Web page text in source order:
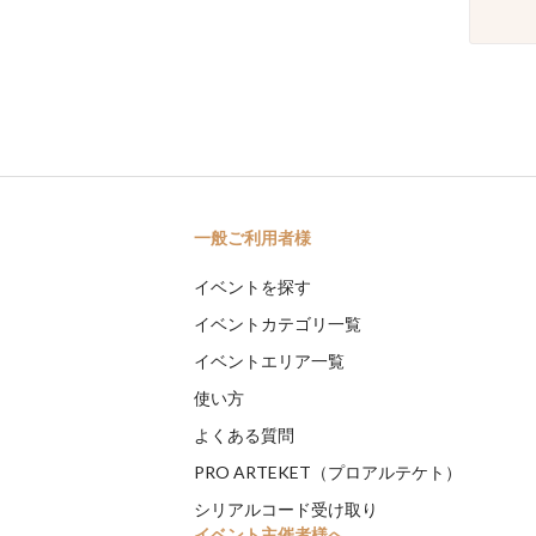
一般ご利用者様
イベントを探す
イベントカテゴリ一覧
イベントエリア一覧
使い方
よくある質問
PRO ARTEKET（プロアルテケト）
シリアルコード受け取り